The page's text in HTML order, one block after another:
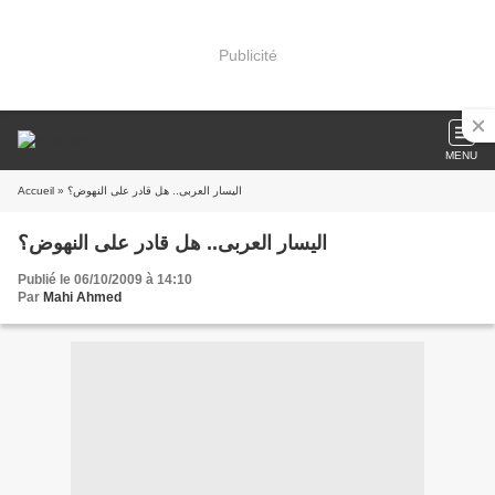
Publicité
MENU
Accueil » اليسار العربى.. هل قادر على النهوض؟
اليسار العربى.. هل قادر على النهوض؟
Publié le 06/10/2009 à 14:10
Par Mahi Ahmed